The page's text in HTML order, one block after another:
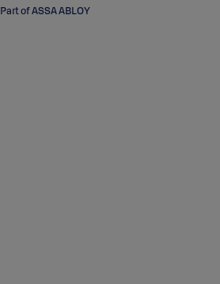
Part of ASSA ABLOY